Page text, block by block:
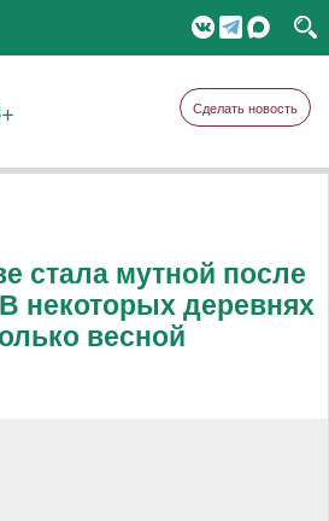
Сделать новость
стала мутной после
некоторых деревнях
весной